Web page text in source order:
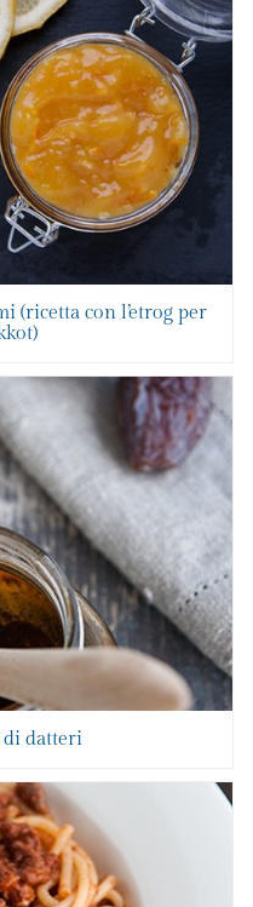
(ricetta con l’etrog per
datteri